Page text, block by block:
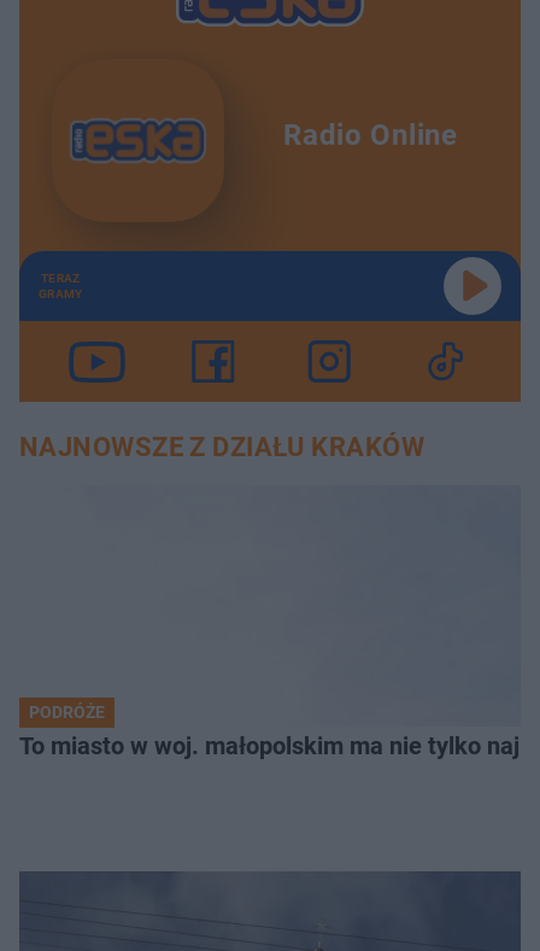
Radio Online
TERAZ
GRAMY
NAJNOWSZE Z DZIAŁU KRAKÓW
PODRÓŻE
To miasto w woj. małopolskim ma nie tylko